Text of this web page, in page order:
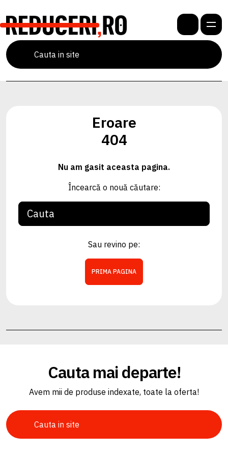
Eroare
404
Nu am gasit aceasta pagina.
Încearcă o nouă căutare:
Sau revino pe:
PRIMA PAGINA
Cauta mai departe!
Avem mii de produse indexate, toate la oferta!